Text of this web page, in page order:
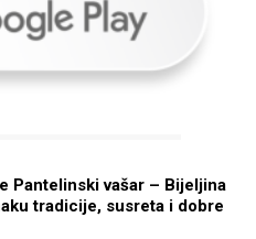
Pantelinski vašar – Bijeljina
tradicije, susreta i dobre